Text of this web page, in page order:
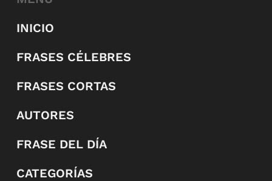
INICIO
FRASES CÉLEBRES
FRASES CORTAS
AUTORES
FRASE DEL DÍA
CATEGORÍAS